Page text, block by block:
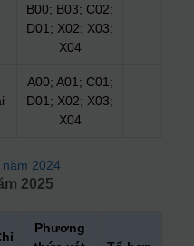
B00; B03; C02;
D01; X02; X03;
X04
A00; A01; C01;
D01; X02; X03;
X04
2024
2025
Phương